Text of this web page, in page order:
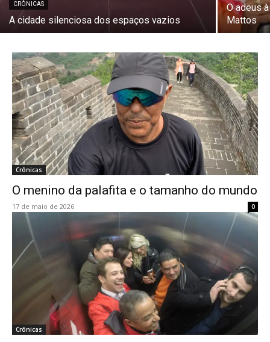
CRÔNICAS
A cidade silenciosa dos espaços vazios
O adeus
Mattos
Crônicas
O menino da palafita e o tamanho do mundo
17 de maio de 2026 0
Crônicas